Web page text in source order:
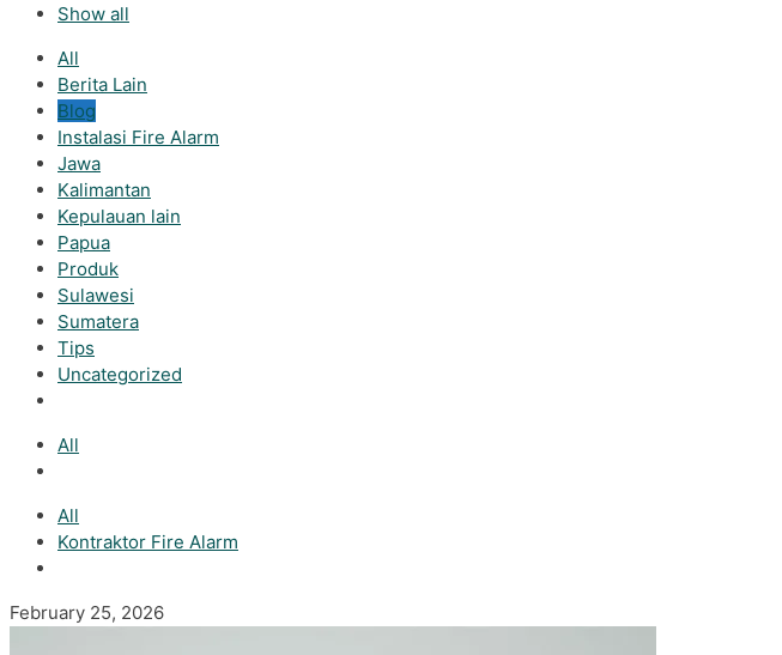
Show all
All
Berita Lain
Blog
Instalasi Fire Alarm
Jawa
Kalimantan
Kepulauan lain
Papua
Produk
Sulawesi
Sumatera
Tips
Uncategorized
All
All
Kontraktor Fire Alarm
February 25, 2026